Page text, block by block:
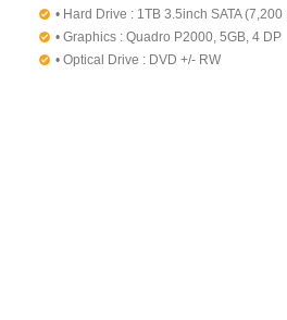
• Hard Drive : 1TB 3.5inch SATA
• Graphics : Quadro P2000, 5GB, 4 DP
• Optical Drive : DVD +/- RW